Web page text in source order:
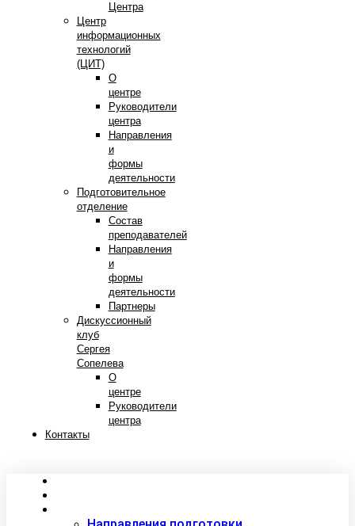
Центра
Центр
информационных
технологий
(ЦИТ)
О
центре
Руководители
центра
Направления
и
формы
деятельности
Подготовительное
отделение
Состав
преподавателей
Направления
и
формы
деятельности
Партнеры
Дискуссионный
клуб
Сергея
Сопелева
О
центре
Руководители
центра
Контакты